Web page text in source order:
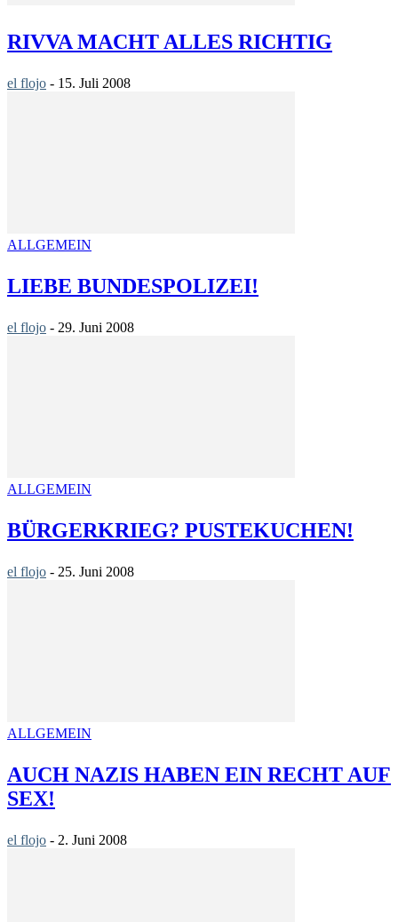
RIVVA MACHT ALLES RICHTIG
el flojo - 15. Juli 2008
ALLGEMEIN
LIEBE BUNDESPOLIZEI!
el flojo - 29. Juni 2008
ALLGEMEIN
BÜRGERKRIEG? PUSTEKUCHEN!
el flojo - 25. Juni 2008
ALLGEMEIN
AUCH NAZIS HABEN EIN RECHT AUF
SEX!
el flojo - 2. Juni 2008